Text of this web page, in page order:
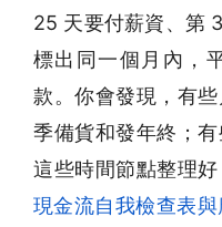
25 天要付薪資、第
標出同一個月內，
款。你會發現，有
季備貨和發年終；
這些時間節點整理
現金流自我檢查表